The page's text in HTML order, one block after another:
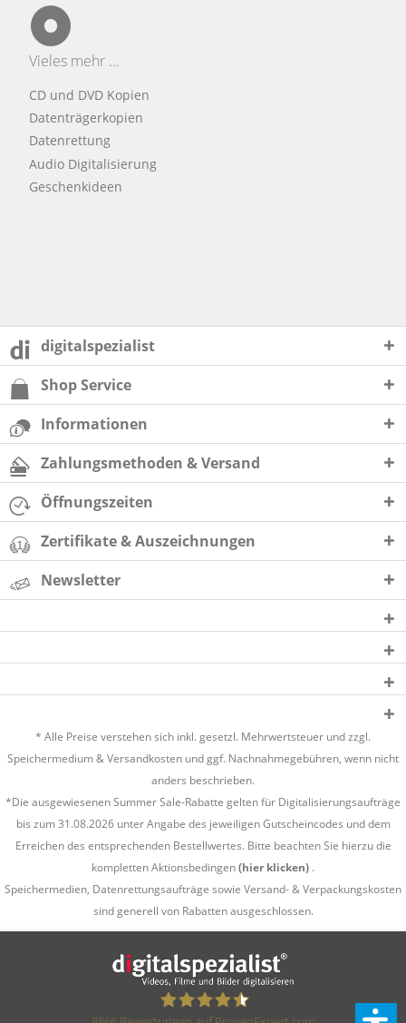
Vieles mehr ...
CD und DVD Kopien
Datenträgerkopien
Datenrettung
Audio Digitalisierung
Geschenkideen
digitalspezialist
Shop Service
Informationen
Zahlungsmethoden & Versand
Öffnungszeiten
Zertifikate & Auszeichnungen
Newsletter
* Alle Preise verstehen sich inkl. gesetzl. Mehrwertsteuer und zzgl.
Speichermedium &Versandkosten und ggf. Nachnahmegebühren, wenn nicht
anders beschrieben.
*Die ausgewiesenen Summer Sale-Rabatte gelten für Digitalisierungsaufträge
bis zum 31.08.2026 unter Angabe des jeweiligen Gutscheincodes und dem
Erreichen des entsprechenden Bestellwertes. Bitte beachten Sie hierzu die
kompletten Aktionsbedingen(hier klicken) .
Speichermedien, Datenrettungsaufträge sowie Versand- & Verpackungskosten
sind generell von Rabatten ausgeschlossen.